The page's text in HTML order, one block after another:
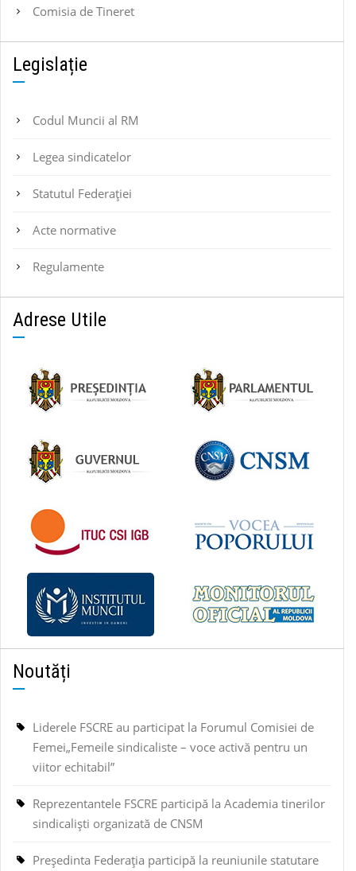
Comisia de Tineret
Legislație
Codul Muncii al RM
Legea sindicatelor
Statutul Federaţiei
Acte normative
Regulamente
Adrese Utile
Noutăți
Liderele FSCRE au participat la Forumul Comisiei de
Femei„Femeile sindicaliste – voce activă pentru un
viitor echitabil”
Reprezentantele FSCRE participă la Academia tinerilor
sindicaliști organizată de CNSM
Președinta Federația participă la reuniunile statutare